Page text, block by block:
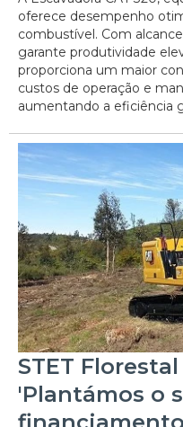
oferece desempenho
combustível. Com
garante produtividade
proporciona um maior
custos de operação e
aumentando a eficiência
STET
'Plantámos o